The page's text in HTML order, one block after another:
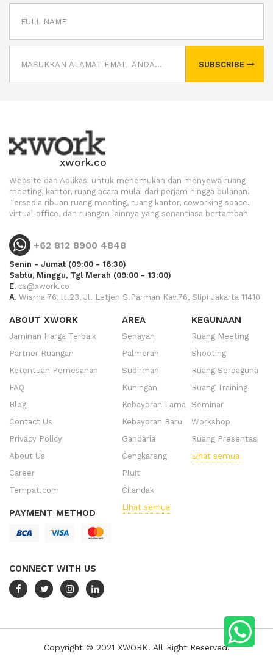
SUBSCRIBE
xwork.co
Website dan Aplikasi untuk menemukan dan menyewa ruang
meeting, kantor, ruang acara mulai dari perjam hingga bulanan.
Tersedia ribuan ruang meeting, ruang kantor, coworking space,
virtual office, dan ruangan lainnya yang senantiasa bertambah
+62 812 8900 4848
Senin - Jumat (09:00 - 16:30)
Sabtu, Minggu, Tgl Merah (09:00 - 13:00)
E. cs@xwork.co
A. Wisma 76, lt.23, Jl. Letjen S.Parman Kav.76, Slipi Jakarta 11410
ABOUT XWORK
Jaminan Harga Terbaik
Partner Ruangan
Ketentuan Pemesanan
FAQ
Blog
Contact Us
Privacy Policy
About Us
Career
Tempat.com
PAYMENT METHOD
CONNECT WITH US
AREA
Senayan
Palmerah
Sudirman
Kuningan
Kebayoran Lama
Kebayoran Baru
Gandaria
Cengkareng
Pluit
Cilandak
Lihat semua
KEGUNAAN
Ruang Meeting
Shooting
Ruang Serbaguna
Ruang Training
Seminar
Workshop
Ruang Presentasi
Lihat semua
Copyright © 2021 XWORK. All Right Reserved.